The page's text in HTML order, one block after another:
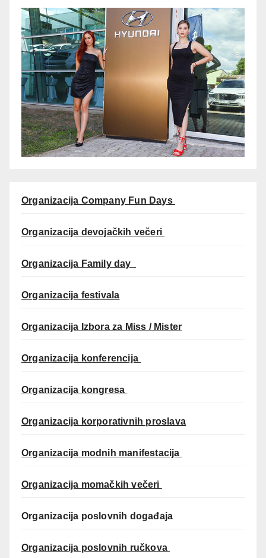
Organizacija Company Fun Days
Organizacija devojačkih večeri
Organizacija Family day
Organizacija festivala
Organizacija Izbora za Miss / Mister
Organizacija konferencija
Organizacija kongresa
Organizacija korporativnih proslava
Organizacija modnih manifestacija
Organizacija momačkih večeri
Organizacija poslovnih događaja
Organizacija poslovnih ručkova